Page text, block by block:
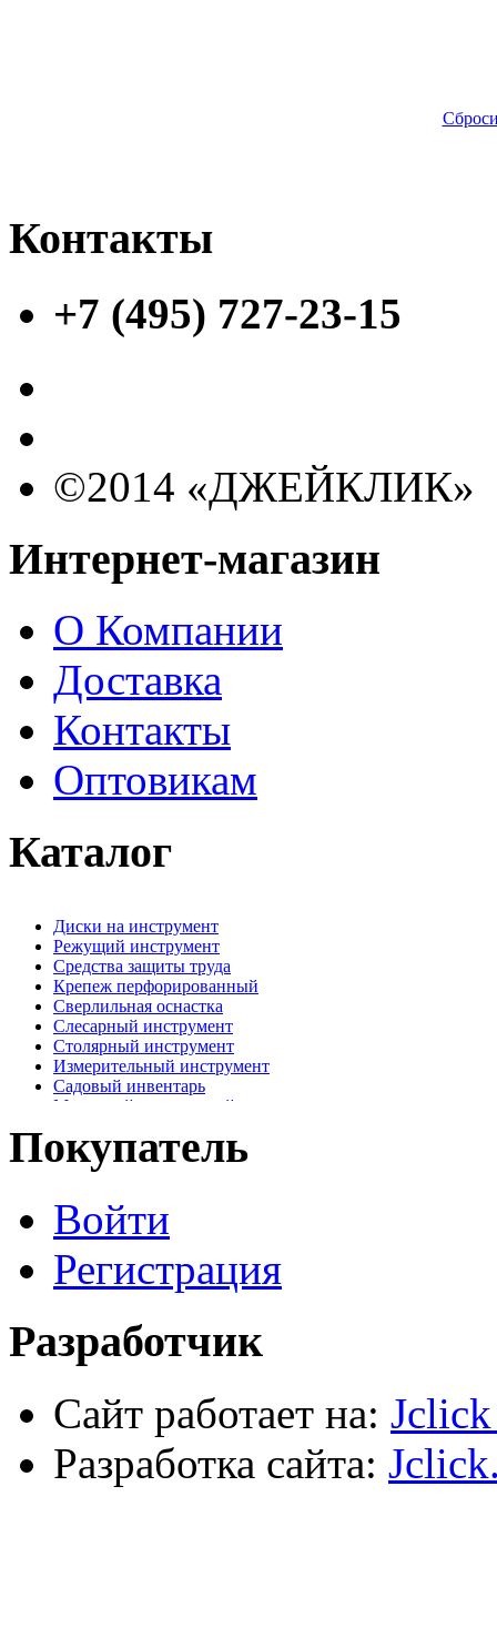
Контакты
+7 (495) 727-23-15
©2014 «ДЖЕЙКЛИК»
Интернет-магазин
О Компании
Доставка
Контакты
Оптовикам
Каталог
Диски на инструмент
Режущий инструмент
Средства защиты труда
Крепеж перфорированный
Сверлильная оснастка
Слесарный инструмент
Столярный инструмент
Измерительный инструмент
Садовый инвентарь
Малярный, отделочный инструмент
Наждачная бумага
Хозтовары
Электрика, осветительное оборудование
Пена и герметики
Автомобильный инструмент
Сварочное оборудование
Силовое оборудование
Покупатель
Войти
Регистрация
Разработчик
Сайт работает на:
Разработка сайта: